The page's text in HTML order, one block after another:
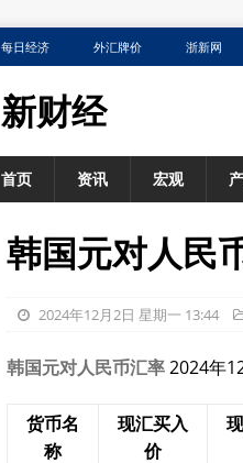
每日经济 外汇牌价 浙新网
新财经
首页 资讯 宏观
韩国元对人民
2024年12月2日 星期一 13:44
韩国元对人民币汇率2024年
货币名
称
现汇买入
价